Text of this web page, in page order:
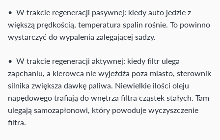
• W trakcie regeneracji pasywnej: kiedy auto jedzie z
większą prędkością, temperatura spalin rośnie. To powinno
wystarczyć do wypalenia zalegającej sadzy.
• W trakcie regeneracji aktywnej: kiedy filtr ulega
zapchaniu, a kierowca nie wyjeżdża poza miasto, sterownik
silnika zwiększa dawkę paliwa. Niewielkie ilości oleju
napędowego trafiają do wnętrza filtra cząstek stałych. Tam
ulegają samozapłonowi, który powoduje wyczyszczenie
filtra.